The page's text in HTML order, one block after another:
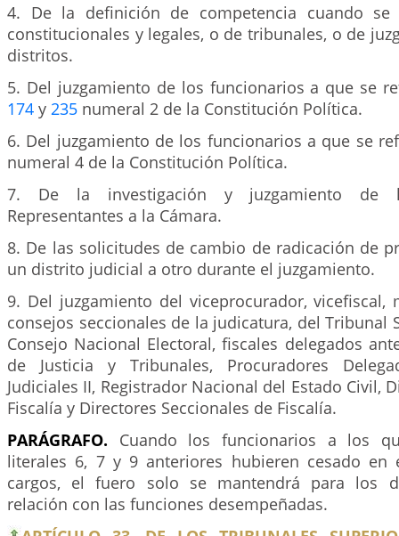
4. De la definición de competencia cuando
constitucionales y legales, o de tribunales, o de
distritos.
5. Del juzgamiento de los funcionarios a que se
174 y 235 numeral 2 de la Constitución Política.
6. Del juzgamiento de los funcionarios a que se
numeral 4 de la Constitución Política.
7. De la investigación y juzgamiento de
Representantes a la Cámara.
8. De las solicitudes de cambio de radicación de
un distrito judicial a otro durante el juzgamiento.
9. Del juzgamiento del viceprocurador, vicefiscal,
consejos seccionales de la judicatura, del Tribunal
Consejo Nacional Electoral, fiscales delegados
de Justicia y Tribunales, Procuradores
Judiciales II, Registrador Nacional del Estado Civil,
Fiscalía y Directores Seccionales de Fiscalía.
PARÁGRAFO. Cuando los funcionarios a los
literales 6, 7 y 9 anteriores hubieren cesado en
cargos, el fuero solo se mantendrá para los
relación con las funciones desempeñadas.